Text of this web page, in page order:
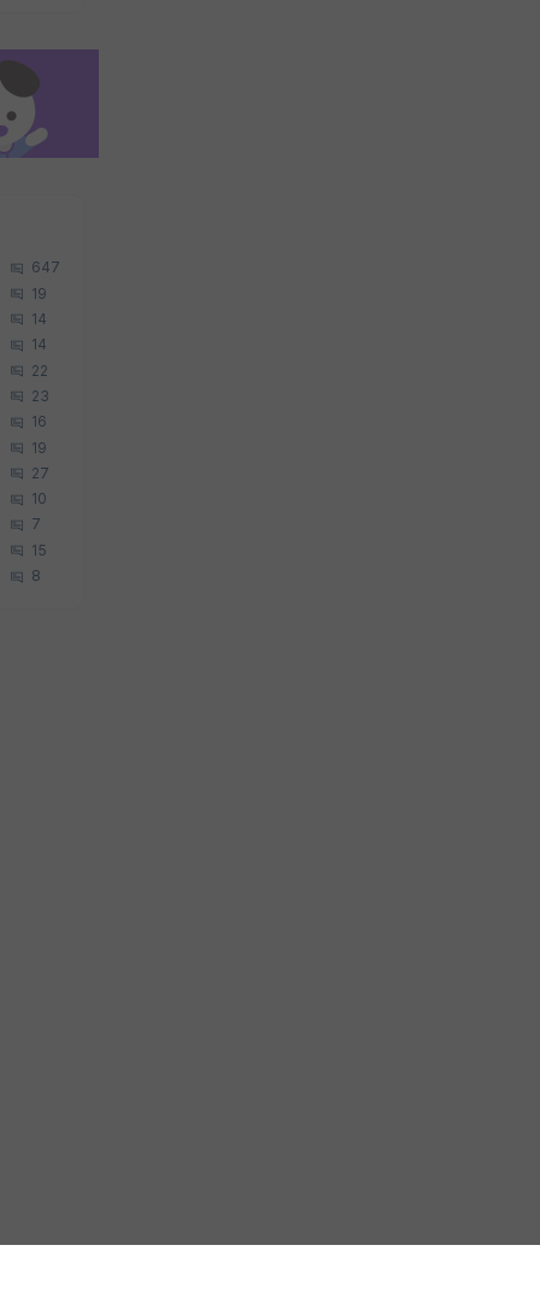
647
19
14
14
22
23
16
19
27
10
7
15
8